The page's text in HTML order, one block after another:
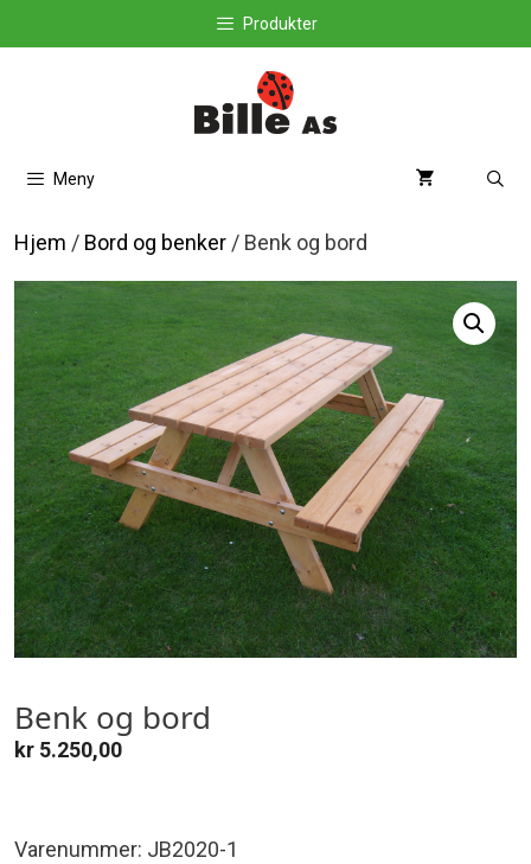
til
Produkter
Meny
Hjem / Bord og benker / Benk og bord
Benk og bord
kr 5.250,00
Varenummer: JB2020-1